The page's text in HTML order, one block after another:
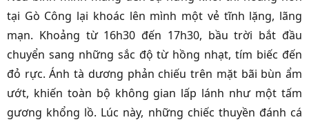
tại Gò Công lại khoác lên mình một vẻ tĩnh lặng, lãng
mạn. Khoảng từ 16h30 đến 17h30, bầu trời bắt đầu
chuyển sang những sắc độ từ hồng nhạt, tím biếc đến
đỏ rực. Ánh tà dương phản chiếu trên mặt bãi bùn ẩm
ướt, khiến toàn bộ không gian lấp lánh như một tấm
gương khổng lồ. Lúc này, những chiếc thuyền đánh cá